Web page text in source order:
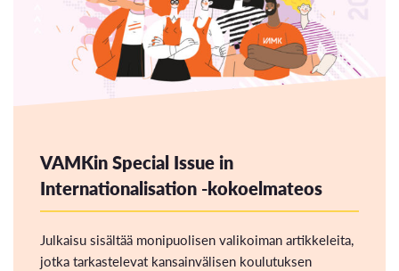
VAMKin Special Issue in
Internationalisation -kokoelmateos
Julkaisu sisältää monipuolisen valikoiman artikkeleita,
jotka tarkastelevat kansainvälisen koulutuksen